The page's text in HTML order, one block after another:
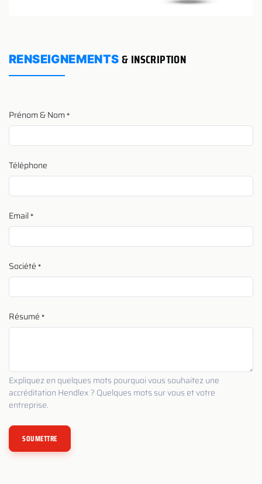
RENSEIGNEMENTS & INSCRIPTION
Prénom & Nom*
Téléphone
Email*
Société *
Résumé *
Expliquez en quelques mots pourquoi vous souhaitez une
accréditation Hendlex ? Quelques mots sur vous et votre
entreprise.
SOUMETTRE